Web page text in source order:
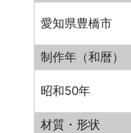
愛知県豊橋市
制作年（和暦）
昭和50年
材質・形状